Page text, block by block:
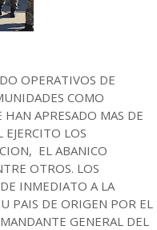
OPERATIVOS DE
COMO
APRESADO MAS DE
LOS
EL ABANICO
OTROS. LOS
INMEDIATO A LA
PAIS DE ORIGEN POR EL
GENERAL DEL